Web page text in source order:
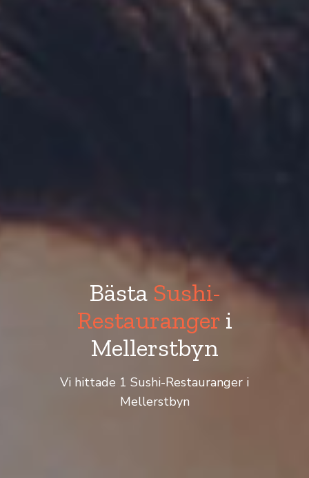
Bästa Sushi-
Restauranger i
Mellerstbyn
Vi hittade 1 Sushi-Restauranger i
Mellerstbyn